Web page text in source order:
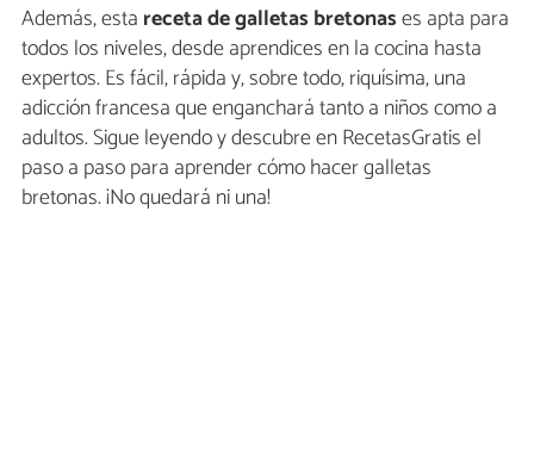
Además, esta receta de galletas bretonases apta para
todos los niveles, desde aprendices en la cocina hasta
expertos. Es fácil, rápida y, sobre todo, riquísima, una
adicción francesa que enganchará tanto a niños como a
adultos. Sigue leyendo y descubre en RecetasGratis el
paso a paso para aprender cómo hacer galletas
bretonas. ¡No quedará ni una!